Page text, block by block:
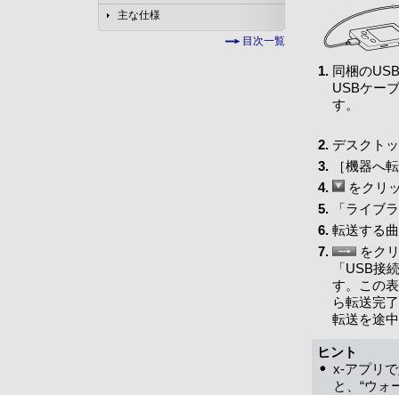
主な仕様
目次一覧
同梱の
USBケー
す。
デスクト
［機器へ
をクリ
「ライブ
転送する
をク
「USB接
す。この
ら転送完
転送を途
ヒント
x-アプリ
と、“ウォ